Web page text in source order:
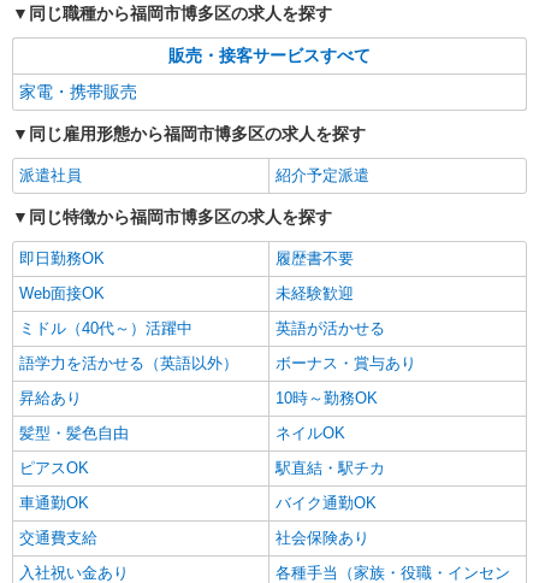
同じ職種から福岡市博多区の求人を探す
販売・接客サービスすべて
家電・携帯販売
同じ雇用形態から福岡市博多区の求人を探す
派遣社員 紹介予定派遣
同じ特徴から福岡市博多区の求人を探す
即日勤務OK
履歴書不要
Web面接OK
未経験歓迎
ミドル（40代～）活躍中
英語が活かせる
語学力を活かせる（英語以外）
ボーナス・賞与あり
昇給あり
10時～勤務OK
髪型・髪色自由
ネイルOK
ピアスOK
駅直結・駅チカ
車通勤OK
バイク通勤OK
交通費支給
社会保険あり
入社祝い金あり
各種手当（家族・役職・インセン